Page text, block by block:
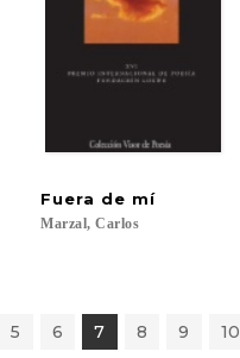
Fuera de mí
Marzal, Carlos
5 6 7 8 9 10